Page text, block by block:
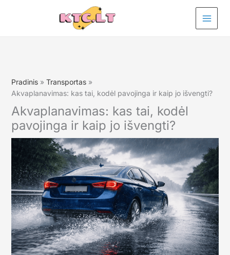
Pradinis
Transportas
Akvaplanavimas: kas tai, kodėl pavojinga ir kaip jo išvengti?
Akvaplanavimas: kas tai, kodėl
pavojinga ir kaip jo išvengti?